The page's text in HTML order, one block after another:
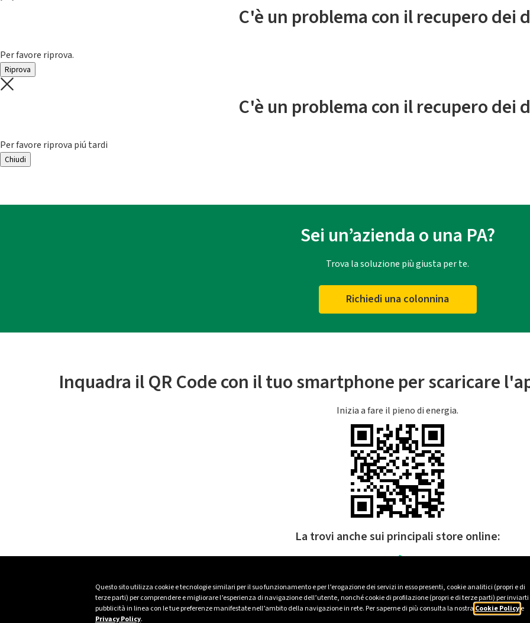
Questo sito utilizza cookie e tecnologie similari per il suo funzionamento e per l’erogazione dei servizi in esso presenti, cookie analitici (propri e di
terze parti) per comprendere e migliorare l’esperienza di navigazione dell’utente, nonché cookie di profilazione (propri e di terze parti) per inviarti
pubblicità in linea con le tue preferenze manifestate nell’ambito della navigazione in rete. Per saperne di più consulta la nostra Cookie Policye
Privacy Policy.
C'è un problema con il recupero dei
Per favore riprova.
Riprova
C'è un problema con il recupero dei
Per favore riprova piú tardi
Chiudi
Sei un’azienda o una PA?
Trova la soluzione più giusta per te.
Richiedi una colonnina
Inquadra il QR Code con il tuo smartphone per scaricare
Inizia a fare il pieno di energia.
La trovi anche sui principali store online: